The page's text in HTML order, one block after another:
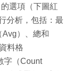
選項（下圖紅
分析，包括：最
Avg）、總和
料格
字（Count